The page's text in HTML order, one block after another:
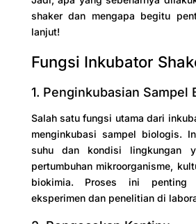
shaker dan mengapa begitu
lanjut!
Fungsi Inkubator
1. Penginkubasian Sampel
Salah satu fungsi utama dari
menginkubasi sampel biologis.
suhu dan kondisi lingkungan
pertumbuhan mikroorganisme,
biokimia. Proses ini penting
eksperimen dan penelitian di